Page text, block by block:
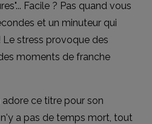
Facile ? Pas quand vous
et un minuteur qui
Le stress provoque des
moments de franche
adore ce titre pour son
a pas de temps mort, tout